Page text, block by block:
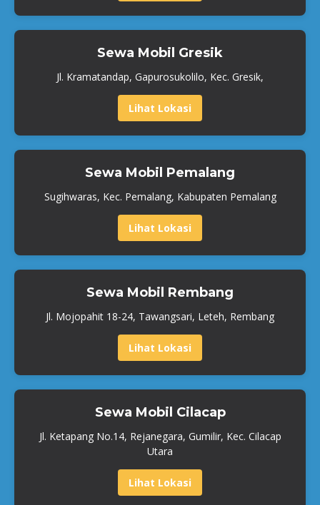
Sewa Mobil Gresik
Jl. Kramatandap, Gapurosukolilo, Kec. Gresik,
Lihat Lokasi
Sewa Mobil Pemalang
Sugihwaras, Kec. Pemalang, Kabupaten Pemalang
Lihat Lokasi
Sewa Mobil Rembang
Jl. Mojopahit 18-24, Tawangsari, Leteh, Rembang
Lihat Lokasi
Sewa Mobil Cilacap
Jl. Ketapang No.14, Rejanegara, Gumilir, Kec. Cilacap
Utara
Lihat Lokasi